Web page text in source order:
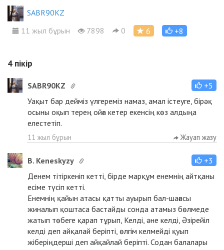
SABR90KZ
11 жыл бұрын
7898 0 6 +8
4 пікір
SABR90KZ
+5
Уақыт бар дейміз үлгереміз намаз, амал істеуге, бірәқ
осыны оқып терең ойға кетер екенсің көз алдыңа
елестетіп.
11 жыл бұрын Жауап жазу
B. Keneskyzy
+3
Денем тітіркеніп кетті, бірде марқұм енемнің айтқаны
есіме түсіп кетті.
Енемнің қайын атасы қатты ауырып бал-шағасы
жиналып қоштаса бастайды сонда атамыз бөлмеде
жатып төбеге қарап тұрып, Келді, әне келді, Әзірейіл
келді деп айқалай беріпті, өлгім келмейді қуып
жіберіңдерші деп айқайлай беріпті. Содан балалары